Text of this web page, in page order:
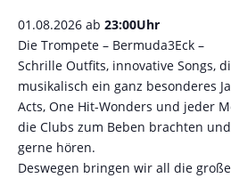
01.08.2026 ab 23:00Uhr
Die Trompete – Bermuda3Eck –
Schrille Outfits, innovative Songs,
musikalisch ein ganz besonderes
Acts, One Hit-Wonders und jeder
die Clubs zum Beben brachten
gerne hören.
Deswegen bringen wir all die